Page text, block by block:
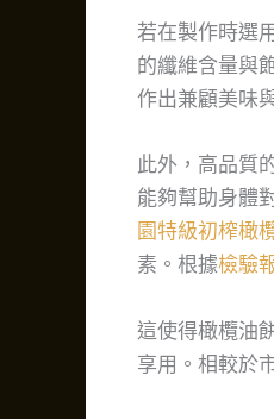
若在製作時選
的纖維含量與
作出兼顧美味
此外，高品質
能夠幫助身體
園特級初榨橄
素。根據檢驗
這使得橄欖油
享用。相較於